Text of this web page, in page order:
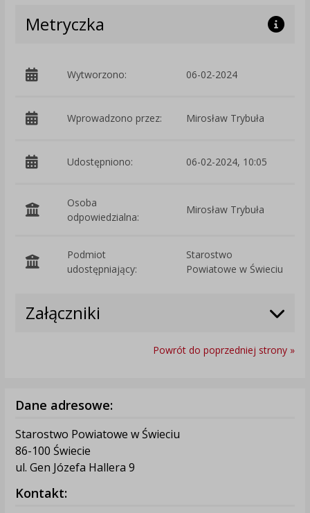
Metryczka
Wytworzono: 06-02-2024
Wprowadzono przez: Mirosław Trybuła
Udostępniono: 06-02-2024, 10:05
Osoba
odpowiedzialna:
Mirosław Trybuła
Podmiot
udostępniający:
Starostwo
Powiatowe w Świeciu
Załączniki
Powrót do poprzedniej strony »
Dane adresowe:
Starostwo Powiatowe w Świeciu
86-100 Świecie
ul. Gen Józefa Hallera 9
Kontakt: